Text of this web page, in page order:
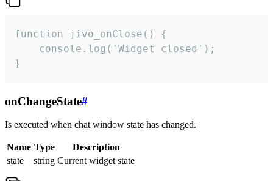
function jivo_onClose() {
    console.log('Widget closed');
}
onChangeState#
Is executed when chat window state has changed.
Name Type
Description
state
string Current widget state